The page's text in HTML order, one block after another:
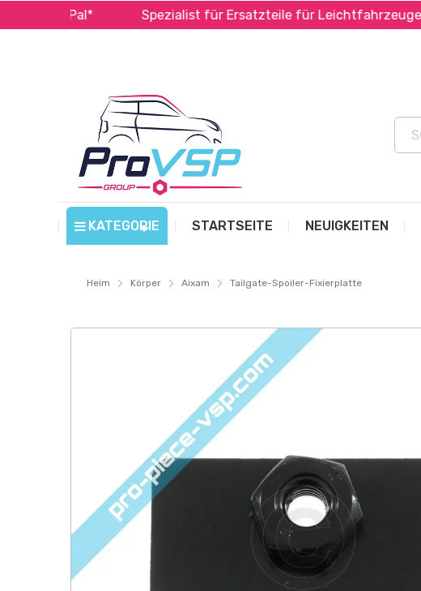
Spezialist für Ersatzteile für Leichtfahrzeuge
KATEGORIE STARTSEITE NEUIGKEITEN
Heim Körper Aixam Tailgate-Spoiler-Fixierplatte